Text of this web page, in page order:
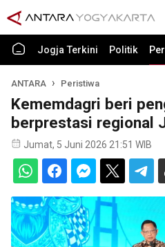
Jogja Terkini Politik
ANTARA Peristiwa
Kememdagri beri
berprestasi regional
Jumat, 5 Juni 2026 21:51 WIB